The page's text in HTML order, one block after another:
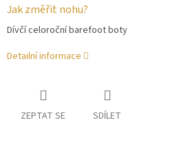
Jak změřit nohu?
Dívčí celoroční barefoot boty
Detailní informace
ZEPTAT SE SDÍLET